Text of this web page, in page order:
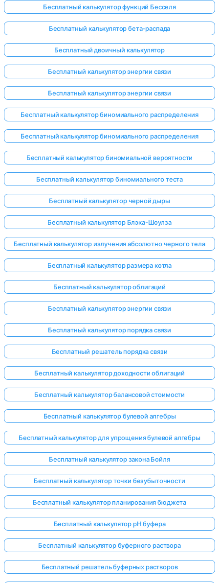
Бесплатный калькулятор функций Бесселя
Бесплатный калькулятор бета-распада
Бесплатный двоичный калькулятор
Бесплатный калькулятор энергии связи
Бесплатный калькулятор энергии связи
Бесплатный калькулятор биномиального распределения
Бесплатный калькулятор биномиального распределения
Бесплатный калькулятор биномиальной вероятности
Бесплатный калькулятор биномиального теста
Бесплатный калькулятор черной дыры
Бесплатный калькулятор Блэка-Шоулза
Бесплатный калькулятор излучения абсолютно черного тела
Бесплатный калькулятор размера котла
Бесплатный калькулятор облигаций
Бесплатный калькулятор энергии связи
Бесплатный калькулятор порядка связи
Бесплатный решатель порядка связи
Бесплатный калькулятор доходности облигаций
Бесплатный калькулятор балансовой стоимости
Бесплатный калькулятор булевой алгебры
Бесплатный калькулятор для упрощения булевой алгебры
Бесплатный калькулятор закона Бойля
Бесплатный калькулятор точки безубыточности
Бесплатный калькулятор планирования бюджета
Бесплатный калькулятор pH буфера
Бесплатный калькулятор буферного раствора
Бесплатный решатель буферных растворов